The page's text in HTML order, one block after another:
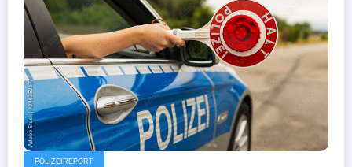
POLIZEIREPORT